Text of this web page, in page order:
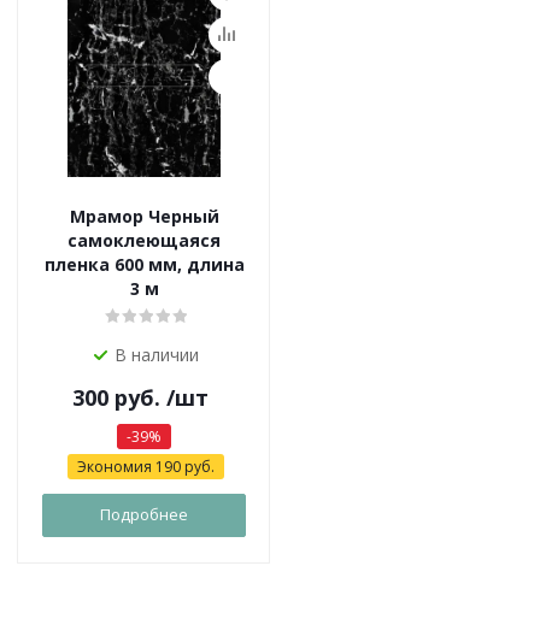
Мрамор Черный
самоклеющаяся
пленка 600 мм, длина
3 м
В наличии
300руб. /шт
-39%
Экономия 190 руб.
Подробнее